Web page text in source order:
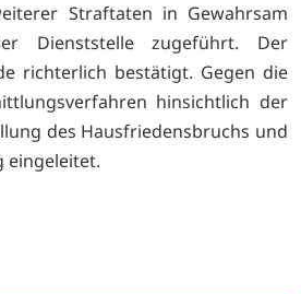
Straftaten in Gewahrsam
Dienststelle zugeführt. Der
richterlich bestätigt. Gegen die
hinsichtlich der
des Hausfriedensbruchs und
eingeleitet.